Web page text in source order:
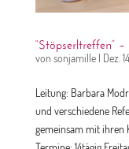
“Stöpserltreffen”
von sonjamille| Dez.
Leitung: Barbara
und verschiedene
gemeinsam mit ihren